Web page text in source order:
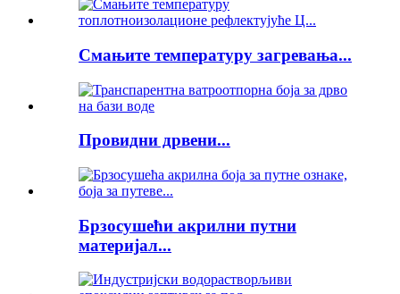
Смањите температуру загревања...
Провидни дрвени...
Брзосушећи акрилни путни
материјал...